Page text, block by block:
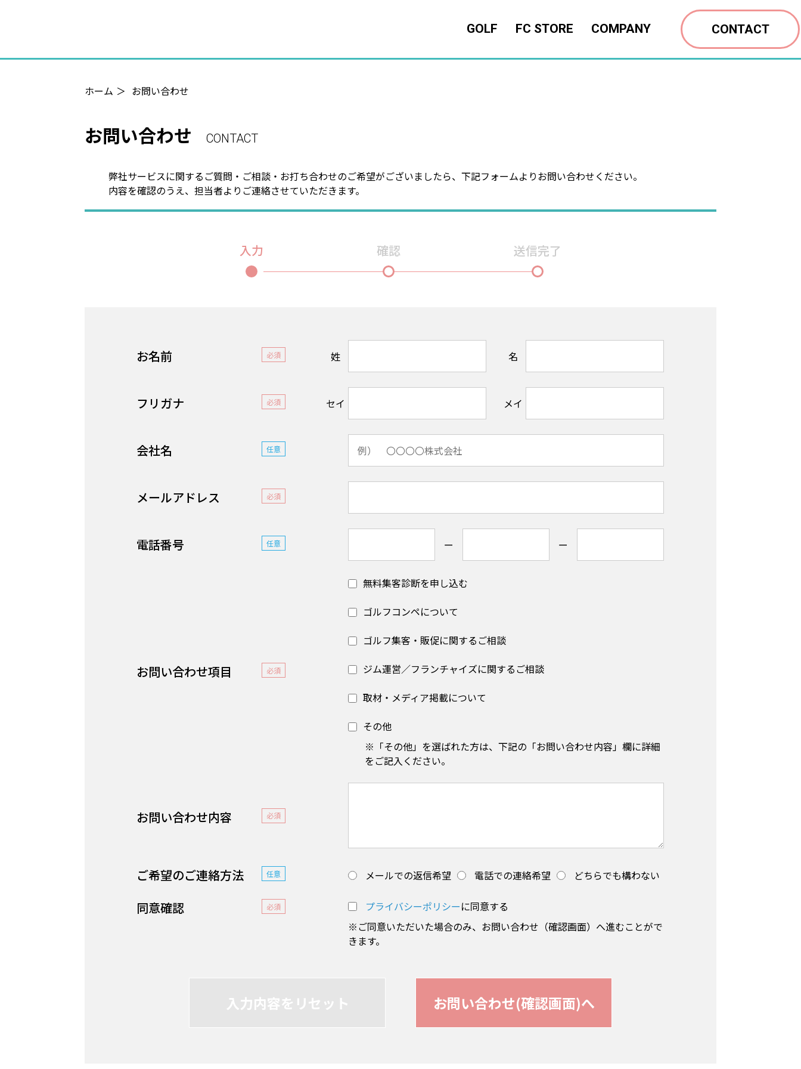
GOLF FC STORE COMPANY CONTACT
ホーム ＞ お問い合わせ
お問い合わせ CONTACT
弊社サービスに関するご質問・ご相談・お打ち合わせのご希望がございましたら、下記フォームよりお問い合わせください。
内容を確認のうえ、担当者よりご連絡させていただきます。
入力 確認 送信完了
お名前 必須 姓 名
フリガナ 必須 セイ メイ
会社名 任意
メールアドレス 必須
電話番号 任意 ー ー
お問い合わせ項目 必須
無料集客診断を申し込む
ゴルフコンペについて
ゴルフ集客・販促に関するご相談
ジム運営／フランチャイズに関するご相談
取材・メディア掲載について
その他
※「その他」を選ばれた方は、下記の「お問い合わせ内容」欄に詳細
をご記入ください。
お問い合わせ内容 必須
ご希望のご連絡方法 任意 メールでの返信希望 電話での連絡希望 どちらでも構わない
同意確認 必須 プライバシーポリシーに同意する
※ご同意いただいた場合のみ、お問い合わせ（確認画面）へ進むことがで
きます。